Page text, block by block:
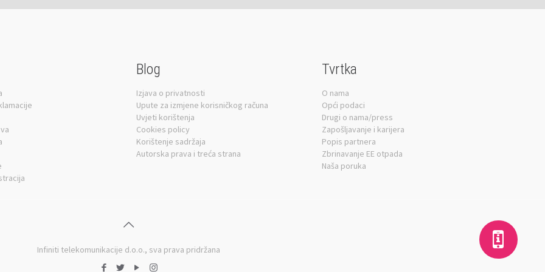
Blog
Izjava o privatnosti
Upute za izmjene korisničkog računa
Uvjeti korištenja
Cookies policy
Korištenje sadržaja
Autorska prava i treća strana
Tvrtka
O nama
Opći podaci
Drugi o nama/press
Zapošljavanje i karijera
Popis partnera
Zbrinavanje EE otpada
Naša poruka
Infiniti telekomunikacije d.o.o., sva prava pridržana